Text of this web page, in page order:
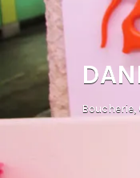
Boucherie,